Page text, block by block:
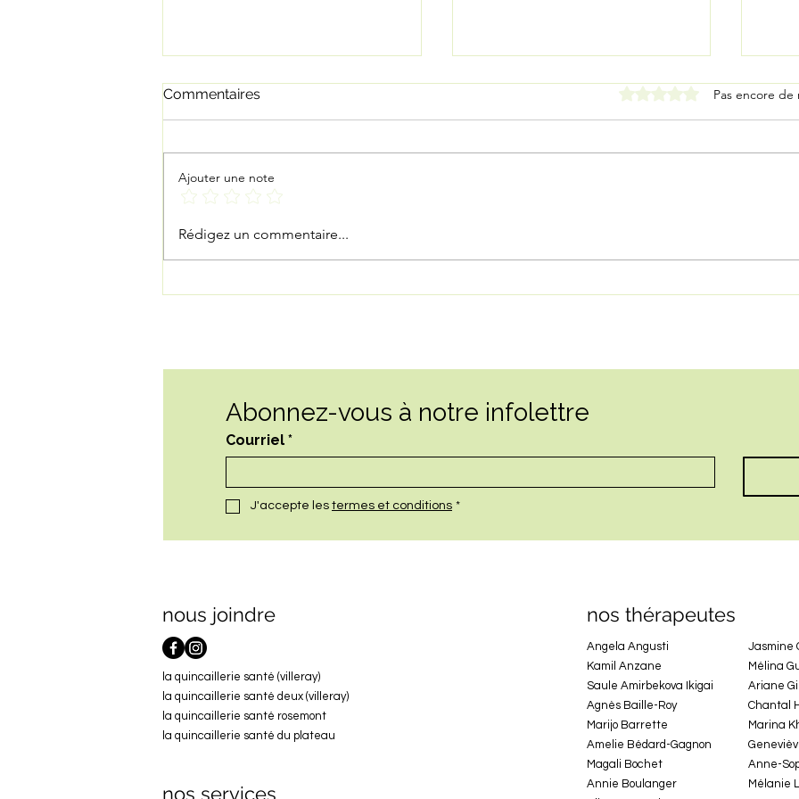
2 nouveaux masso à la
Commentaires Noté 0 étoile sur 5.Pas encore de
Ajouter une note
Rédigez un commentaire...
Abonnez-vous à notre infolettre
Courriel *
J'accepte les termes et conditions *
nous joindre
la quincaillerie santé (villeray)
la quincaillerie santé deux (villeray)
la quincaillerie santé rosemont
la quincaillerie santé du plateau
nos services
nos thérapeutes
Angela Angusti
Kamil Anzane
Saule Amirbekova Ikigai
Agnès Baille-Roy
Marijo Barrette
Amelie Bédard-Gagnon
Magali Bochet
Annie Boulanger
Jasmine
Mélina
Ariane
Chantal
Marina
Anne-
Mélanie